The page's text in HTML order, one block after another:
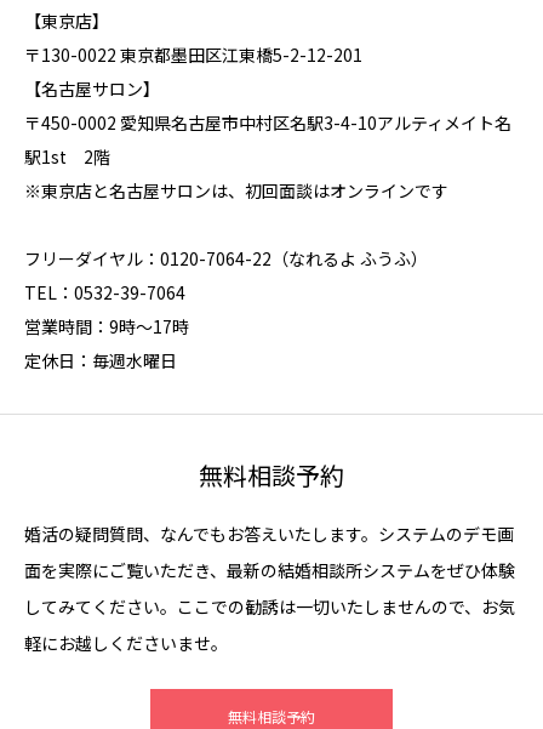
【東京店】
〒130-0022 東京都墨田区江東橋5-2-12-201
【名古屋サロン】
〒450-0002 愛知県名古屋市中村区名駅3-4-10アルティメイト名
駅1st 2階
※東京店と名古屋サロンは、初回面談はオンラインです
フリーダイヤル：0120-7064-22（なれるよ ふうふ）
TEL：0532-39-7064
営業時間：9時～17時
定休日：毎週水曜日
無料相談予約
婚活の疑問質問、なんでもお答えいたします。システムのデモ画
面を実際にご覧いただき、最新の結婚相談所システムをぜひ体験
してみてください。ここでの勧誘は一切いたしませんので、お気
軽にお越しくださいませ。
無料相談予約